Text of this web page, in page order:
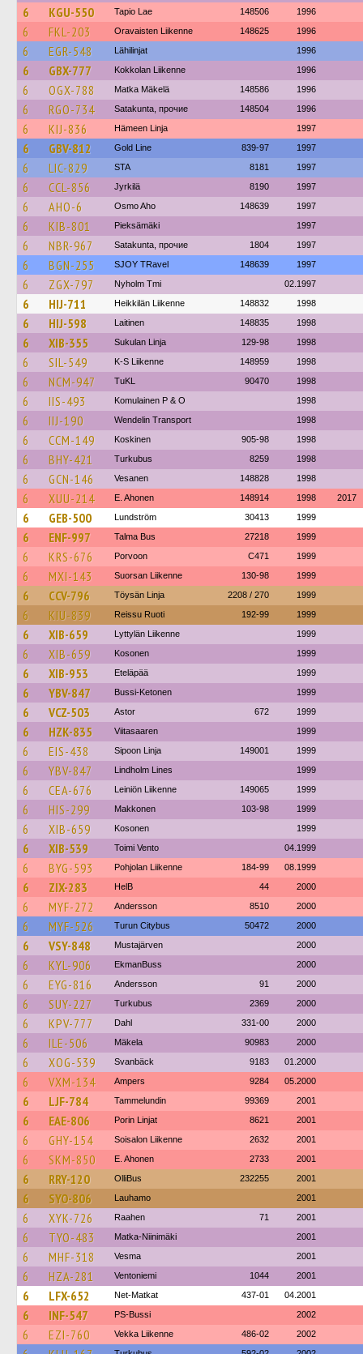
6 KGU-550 Tapio Lae 148506 1996
6 FKL-203 Oravaisten Liikenne 148625 1996
6 EGR-548 Lähilinjat 1996
6 GBX-777 Kokkolan Liikenne 1996
6 OGX-788 Matka Mäkelä 148586 1996
6 RGO-734 Satakunta, прочие 148504 1996
6 KIJ-836 Hämeen Linja 1997
6 GBV-812 Gold Line 839-97 1997
6 LIC-829 STA 8181 1997
6 CCL-856 Jyrkilä 8190 1997
6 AHO-6 Osmo Aho 148639 1997
6 KIB-801 Pieksämäki 1997
6 NBR-967 Satakunta, прочие 1804 1997
6 BGN-255 SJOY TRavel 148639 1997
6 ZGX-797 Nyholm Tmi 02.1997
6 HIJ-711 Heikkilän Liikenne 148832 1998
6 HIJ-598 Laitinen 148835 1998
6 XIB-355 Sukulan Linja 129-98 1998
6 SIL-549 K-S Liikenne 148959 1998
6 NCM-947 TuKL 90470 1998
6 IIS-493 Komulainen P & O 1998
6 IIJ-190 Wendelin Transport 1998
6 CCM-149 Koskinen 905-98 1998
6 BHY-421 Turkubus 8259 1998
6 GCN-146 Vesanen 148828 1998
6 XUU-214 E. Ahonen 148914 1998 2017
6 GEB-500 Lundström 30413 1999
6 ENF-997 Talma Bus 27218 1999
6 KRS-676 Porvoon C471 1999
6 MXI-143 Suorsan Liikenne 130-98 1999
6 CCV-796 Töysän Linja 2208 / 270 1999
6 KIU-839 Reissu Ruoti 192-99 1999
6 XIB-659 Lyttylän Liikenne 1999
6 XIB-659 Kosonen 1999
6 XIB-953 Eteläpää 1999
6 YBV-847 Bussi-Ketonen 1999
6 VCZ-503 Astor 672 1999
6 HZK-835 Viitasaaren 1999
6 EIS-438 Sipoon Linja 149001 1999
6 YBV-847 Lindholm Lines 1999
6 CEA-676 Leiniön Liikenne 149065 1999
6 HIS-299 Makkonen 103-98 1999
6 XIB-659 Kosonen 1999
6 XIB-539 Toimi Vento 04.1999
6 BYG-593 Pohjolan Liikenne 184-99 08.1999
6 ZIX-283 HelB 44 2000
6 MYF-272 Andersson 8510 2000
6 MYF-526 Turun Citybus 50472 2000
6 VSY-848 Mustajärven 2000
6 KYL-906 EkmanBuss 2000
6 EYG-816 Andersson 91 2000
6 SUY-227 Turkubus 2369 2000
6 KPV-777 Dahl 331-00 2000
6 ILE-506 Mäkela 90983 2000
6 XOG-539 Svanbäck 9183 01.2000
6 VXM-134 Ampers 9284 05.2000
6 LJF-784 Tammelundin 99369 2001
6 EAE-806 Porin Linjat 8621 2001
6 GHY-154 Soisalon Liikenne 2632 2001
6 SKM-850 E. Ahonen 2733 2001
6 RRY-120 OlliBus 232255 2001
6 SYO-806 Lauhamo 2001
6 XYK-726 Raahen 71 2001
6 TYO-483 Matka-Niinimäki 2001
6 MHF-318 Vesma 2001
6 HZA-281 Ventoniemi 1044 2001
6 LFX-652 Net-Matkat 437-01 04.2001
6 INF-547 PS-Bussi 2002
6 EZI-760 Vekka Liikenne 486-02 2002